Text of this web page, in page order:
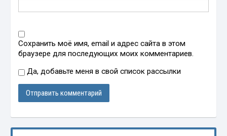
Сохранить моё имя, email и адрес сайта в этом
браузере для последующих моих комментариев.
Да, добавьте меня в свой список рассылки